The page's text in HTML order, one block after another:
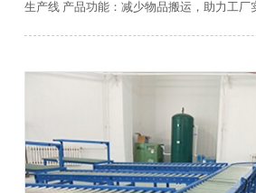
生产线 产品功能：减少物品搬运，助力工厂